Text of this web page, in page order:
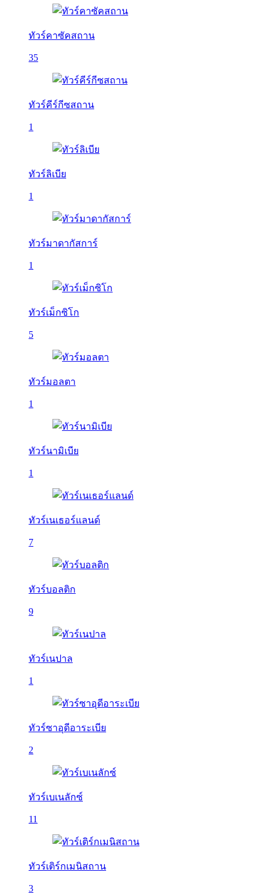
ทัวร์คาซัคสถาน
35
ทัวร์คีร์กีซสถาน
1
ทัวร์ลิเบีย
1
ทัวร์มาดากัสการ์
1
ทัวร์เม็กซิโก
5
ทัวร์มอลตา
1
ทัวร์นามิเบีย
1
ทัวร์เนเธอร์แลนด์
7
ทัวร์บอลติก
9
ทัวร์เนปาล
1
ทัวร์ซาอุดีอาระเบีย
2
ทัวร์เบเนลักซ์
11
ทัวร์เติร์กเมนิสถาน
3